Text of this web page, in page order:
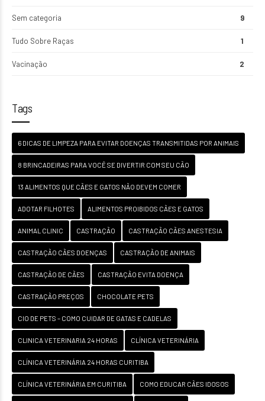
Sem categoria 9
Tudo Sobre Raças 1
Vacinação 2
Tags
6 DICAS DE LIMPEZA PARA EVITAR DOENÇAS TRANSMITIDAS POR ANIMAIS
8 BRINCADEIRAS PARA VOCÊ SE DIVERTIR COM SEU CÃO
13 ALIMENTOS QUE CÃES E GATOS NÃO DEVEM COMER
ADOTAR FILHOTES ALIMENTOS PROIBIDOS CÃES E GATOS
ANIMAL CLINIC CASTRAÇÃO CASTRAÇÃO CÃES ANESTESIA
CASTRAÇÃO CÃES DOENÇAS CASTRAÇÃO DE ANIMAIS
CASTRAÇÃO DE CÃES CASTRAÇÃO EVITA DOENÇA
CASTRAÇÃO PREÇOS CHOCOLATE PETS
CIO DE PETS – COMO CUIDAR DE GATAS E CADELAS
CLINICA VETERINARIA 24 HORAS CLÍNICA VETERINÁRIA
CLÍNICA VETERINÁRIA 24 HORAS CURITIBA
CLÍNICA VETERINÁRIA EM CURITIBA COMO EDUCAR CÃES IDOSOS